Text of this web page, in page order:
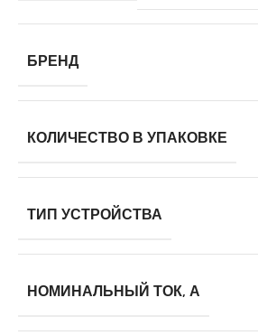
БРЕНД
КОЛИЧЕСТВО В УПАКОВКЕ
ТИП УСТРОЙСТВА
НОМИНАЛЬНЫЙ ТОК, А